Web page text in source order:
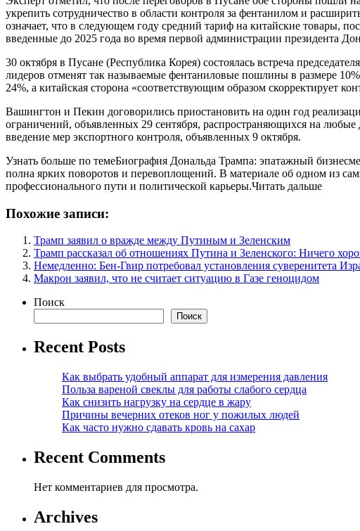
укрепить сотрудничество в области контроля за фентанилом и
означает, что в следующем году средний тариф на китайские
введенные до 2025 года во время первой администрации президента
30 октября в Пусане (Республика Корея) состоялась встреча
лидеров отменят так называемые фентаниловые пошлины в размере
24%, а китайская сторона «соответствующим образом
Вашингтон и Пекин договорились приостановить на один год
ограничений, объявленных 29 сентября, распространяющихся на
введение мер экспортного контроля, объявленных 9 октября.
Узнать больше по темеБиография Дональда Трампа: эпатажный
полна ярких поворотов и перевоплощений. В материале об одном из
профессионального пути и политической карьеры.Читать дальше
Похожие записи:
Трамп заявил о вражде между Путиным и Зеленским
Трамп рассказал об отношениях Путина и Зеленского: Ничего
Немедленно: Бен-Гвир потребовал установления суверенитета
Макрон заявил, что не считает ситуацию в Газе геноцидом
Поиск
Поиск
Recent Posts
Как выбрать удобный аппарат для измерения давления
Польза вареной свеклы для работы слабого сердца
Как снизить нагрузку на сердце в жару
Причины вечерних отеков ног у пожилых людей
Как часто нужно сдавать кровь на сахар
Recent Comments
Нет комментариев для просмотра.
Archives